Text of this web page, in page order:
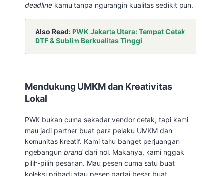
deadline kamu tanpa ngurangin kualitas sedikit pun.
Also Read:PWK Jakarta Utara: Tempat Cetak
DTF & Sublim Berkualitas Tinggi
Mendukung UMKM dan Kreativitas
Lokal
PWK bukan cuma sekadar vendor cetak, tapi kami
mau jadi partner buat para pelaku UMKM dan
komunitas kreatif. Kami tahu banget perjuangan
ngebangun brand dari nol. Makanya, kami nggak
pilih-pilih pesanan. Mau pesen cuma satu buat
koleksi pribadi atau pesen partai besar buat